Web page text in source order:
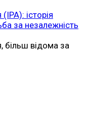
історія
за незалежність
більш відома за